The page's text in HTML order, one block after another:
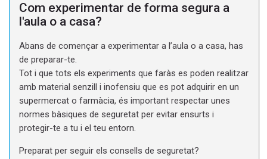
Com experimentar de forma segura a
l'aula o a casa?
Abans de començar a experimentar a l’aula o a casa, has
de preparar-te.
Tot i que tots els experiments que faràs es poden realitzar
amb material senzill i inofensiu que es pot adquirir en un
supermercat o farmàcia, és important respectar unes
normes bàsiques de seguretat per evitar ensurts i
protegir-te a tu i el teu entorn.
Preparat per seguir els consells de seguretat?